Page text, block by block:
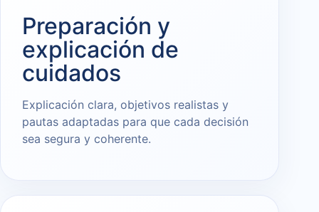
Preparación y
explicación de
cuidados
Explicación clara, objetivos realistas y
pautas adaptadas para que cada decisión
sea segura y coherente.